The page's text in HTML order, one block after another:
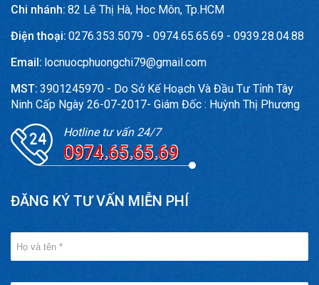
Chi nhánh: 82 Lê Thị Hà, Hoc Môn, Tp.HCM
Điện thoại: 0276.353.5079 - 0974.65.65.69 - 0939.28.04.88
Email: locnuocphuongchi79@gmail.com
MST: 3901245970 - Do Sở Kế Hoạch Và Đầu Tư Tỉnh Tây
Ninh Cấp Ngày 26-07-2017- Giám Đốc : Huỳnh Thị Phương
Hotline tư vấn 24/7
0974.65.65.69
ĐĂNG KÝ TƯ VẤN MIỄN PHÍ